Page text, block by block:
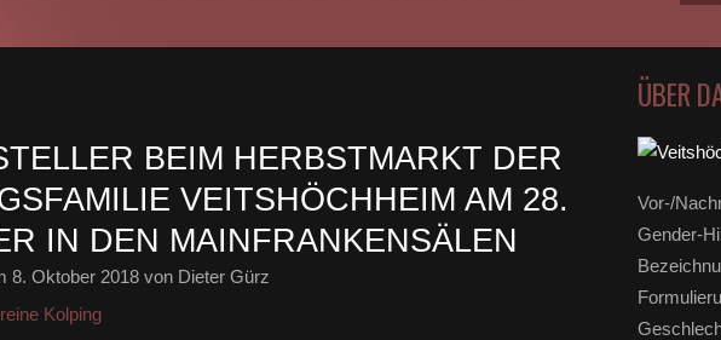
BEIM HERBSTMARKT DER
VEITSHÖCHHEIM AM 28.
IN DEN MAINFRANKENSÄLEN
8. Oktober 2018 von Dieter Gürz
Kolping
ÜBER
Vor-/
Gender-